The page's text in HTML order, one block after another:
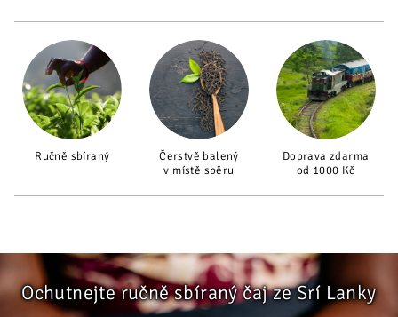
Ručně sbíraný
Čerstvě balený
v místě sběru
Doprava zdarma
od 1000 Kč
Ochutnejte ručně sbíraný čaj ze Srí Lanky